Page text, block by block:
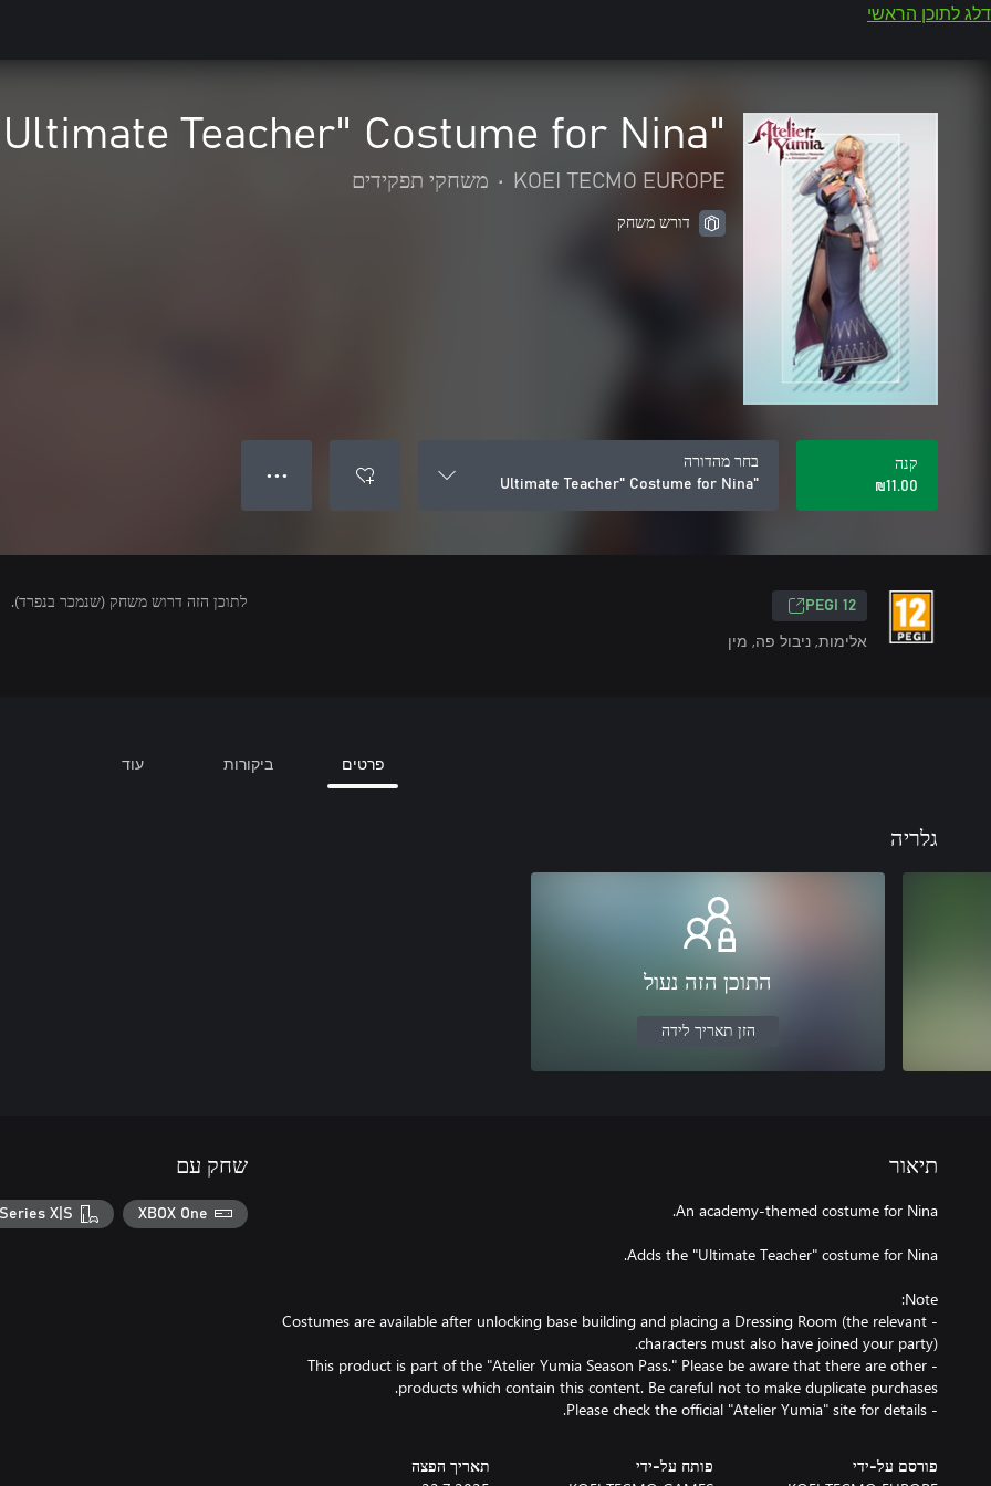
דלג לתוכן הראשי
"Ultimate Teacher" Costume for Nina
KOEI TECMO EUROPE
• משחקי תפקידים
דורש משחק
קנה
‪₪‎11.00‬
בחר מהדורה
"Ultimate Teacher" Costume for Nina
● ● ●
‎PEGI 12‎
אלימות, ניבול פה, מין
לתוכן הזה דרוש משחק (שנמכר בנפרד).
פרטים ביקורות עוד
גלריה
התוכן הזה נעול
הזן תאריך לידה
תיאור
- Costumes are available after unlocking base building and placing a Dressing Room (the relevant
- This product is part of the "Atelier Yumia Season Pass." Please be aware that there are other
- Please check the official "Atelier Yumia" site for details.
פורסם על-ידי פותח על-ידי תאריך הפצה
שחק עם
XBOX One
X|S